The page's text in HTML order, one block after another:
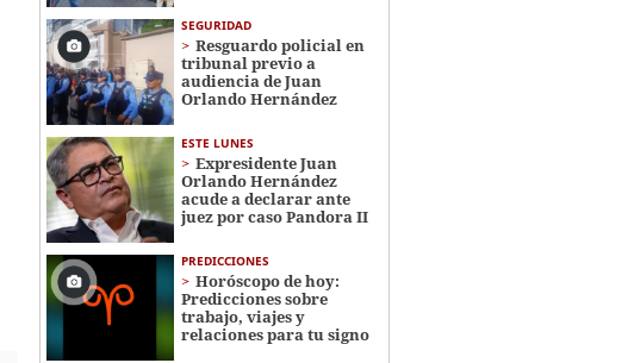
SEGURIDAD
Resguardo policial en
tribunal previo a
audiencia de Juan
Orlando Hernández
ESTE LUNES
Expresidente Juan
Orlando Hernández
acude a declarar ante
juez por caso Pandora II
PREDICCIONES
Horóscopo de hoy:
Predicciones sobre
trabajo, viajes y
relaciones para tu signo